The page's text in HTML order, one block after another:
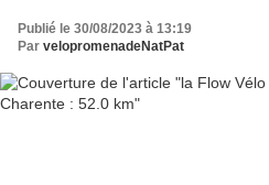
Publié le 30/08/2023 à 13:19
Par velopromenadeNatPat